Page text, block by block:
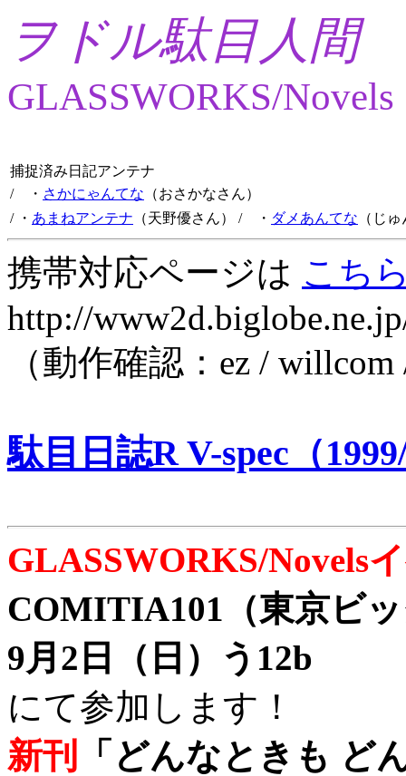
ヲドル駄目人間
GLASSWORKS/Novels
捕捉済み日記アンテナ
/ ・ さかにゃんてな （おさかなさん）
/ ・ あまねアンテナ （天野優さん） / ・ ダメあんてな （じ
携帯対応ページは こち
http://
（動作確認：ez /
駄目日誌R V-spec（
GLASSWORKS/Novels
COMITIA101（東京ビ
9月2日（日）う12b
にて参加します！
新刊
「どんなときも ど